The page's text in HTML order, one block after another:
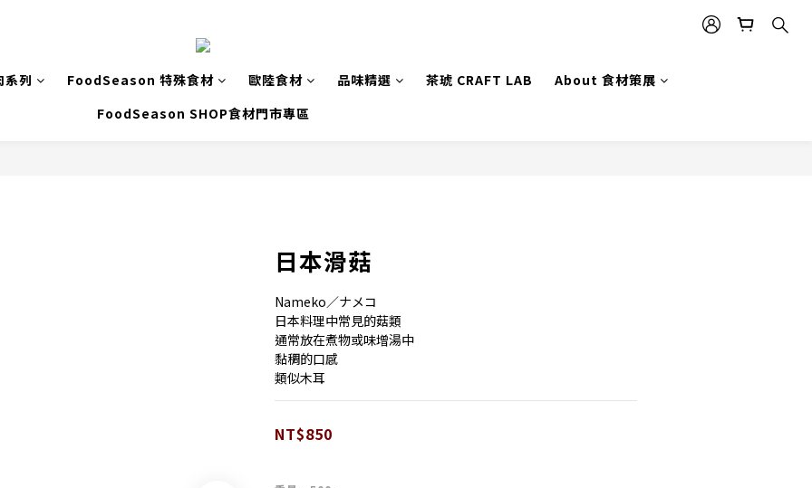
列 FoodSeason 特殊食材 歐陸食材 品味精選 茶琥 CRAFT LAB
About 食材策展
FoodSeason SHOP食材門市專區
日本滑菇
Nameko／ナメコ
日本料理中常見的菇類
通常放在煮物或味增湯中
黏稠的口感
類似木耳
NT$850